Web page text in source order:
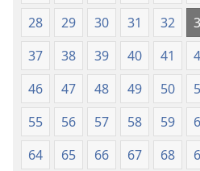
28
29 30 31 32
37
38 39 40 41
46
47 48 49 50
55
56 57 58 59
64
65 66 67 68